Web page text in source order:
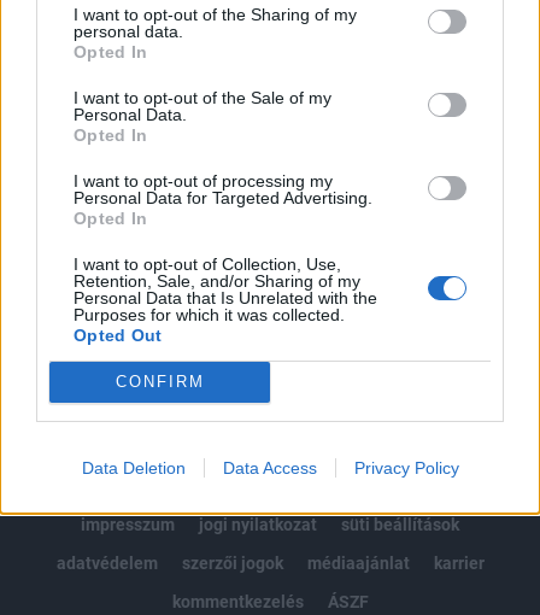
I want to opt-out of the Sharing of my
personal data.
Opted In
I want to opt-out of the Sale of my
Personal Data.
Opted In
I want to opt-out of processing my
Personal Data for Targeted Advertising.
Opted In
I want to opt-out of Collection, Use,
Retention, Sale, and/or Sharing of my
Personal Data that Is Unrelated with the
Purposes for which it was collected.
Opted Out
CONFIRM
Data Deletion Data Access Privacy Policy
regisztrációhoz kötött.
Az előfizetés a következőket tartalmazza:
Portfolio.hu teljes cikkarchívum
Kötéslisták: BÉT elmúlt 2 év napon belüli
kötéslistái
Előfizetés
MÁR ELŐFIZETŐNK VAGY?BEJELENTKEZÉS
impresszum
jogi nyilatkozat
süti beállítások
adatvédelem
szerzői jogok médiaajánlat
karrier
kommentkezelés
ÁSZF